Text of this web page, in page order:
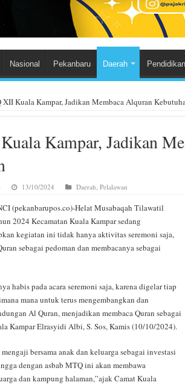
Nasional Pekanbaru Daerah Pendidikan
XII Kuala Kampar, Jadikan Membaca Alquran
Kampar, Jadikan
13/10/2024 Daerah, Pelalawan
(pekanbarupos.co)-Helat Musabaqah Tilawatil
2024 Kecamatan Kuala Kampar sedang
kegiatan ini tidak hanya aktivitas seremoni saja,
sebagai pedoman dan membacanya sebagai
habis pada acara seremoni saja, karena digelar tiap
mana untuk terus mengembangkan dan
Al Quran, menjadikan membaca Quran sebagai
Kampar Elrasyidi Albi, S. Sos, Kamis (10/10/2024).
bersama anak dan keluarga sebagai investasi
dengan asbab MTQ ini akan membawa
dan kampung halaman,”ajak Camat Kuala